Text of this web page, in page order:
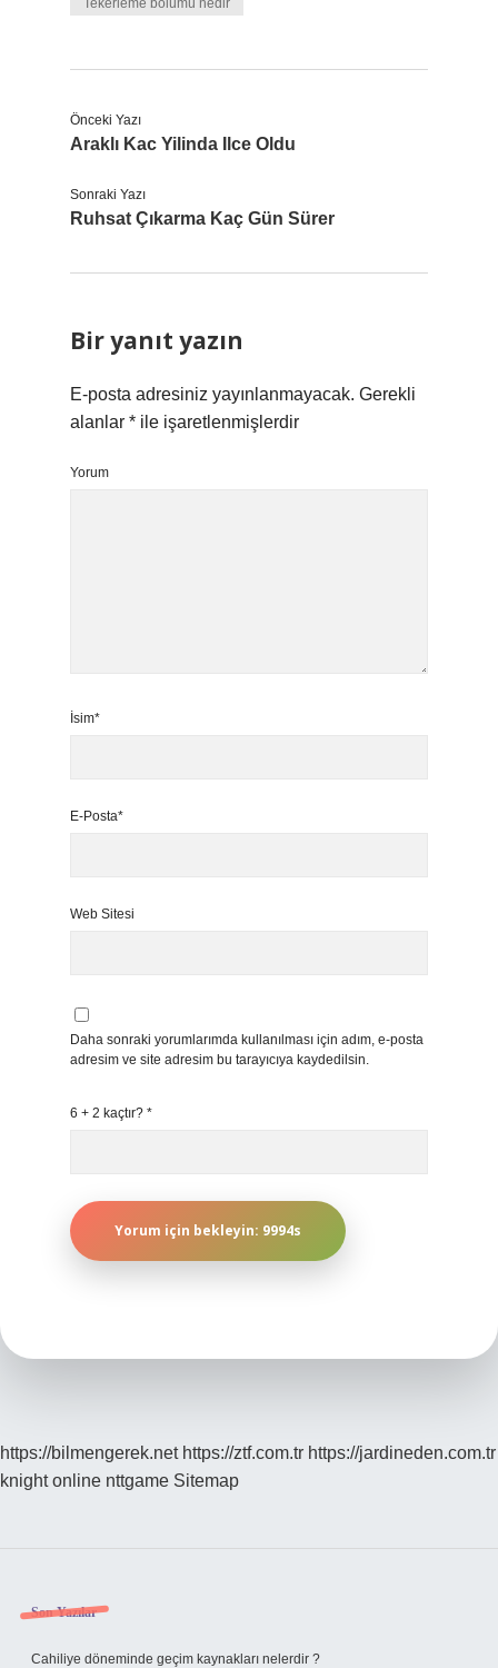
Tekerleme bölümü nedir
Önceki Yazı
Araklı Kac Yilinda Ilce Oldu
Sonraki Yazı
Ruhsat Çıkarma Kaç Gün Sürer
Bir yanıt yazın
E-posta adresiniz yayınlanmayacak. Gerekli
alanlar * ile işaretlenmişlerdir
Yorum
İsim*
E-Posta*
Web Sitesi
Daha sonraki yorumlarımda kullanılması için adım, e-posta
adresim ve site adresim bu tarayıcıya kaydedilsin.
6 + 2 kaçtır? *
https://bilmengerek.net https://ztf.com.tr https://jardineden.com.tr
knight online nttgame Sitemap
Sidebar
Son Yazılar
Cahiliye döneminde geçim kaynakları nelerdir ?